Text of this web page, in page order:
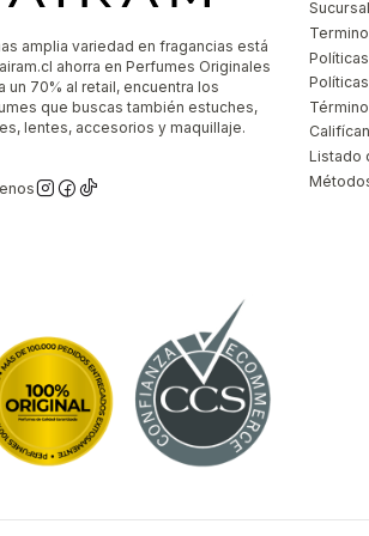
amplia variedad en fragancias está
ahorra en Perfumes Originales
un 70% al retail, encuentra los
que buscas también estuches,
lentes, accesorios y maquillaje.
Listado